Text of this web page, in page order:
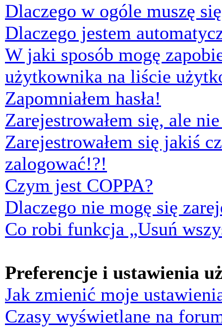
Dlaczego w ogóle muszę
Dlaczego jestem
W jaki sposób mogę
użytkownika na liście
Zapomniałem hasła!
Zarejestrowałem się, ale
Zarejestrowałem się jakiś
zalogować!?!
Czym jest COPPA?
Dlaczego nie mogę się
Co robi funkcja „Usuń
Preferencje i ustawienia
Jak zmienić moje
Czasy wyświetlane na